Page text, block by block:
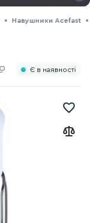
Навушники Acefast
Є в наявності